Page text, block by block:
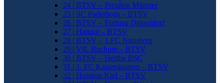
24 | BTSV – Preußen Münster
25 | SC Paderborn – BTSV
26 | BTSV – Fortuna Düsseldorf
27 | Hannoi – BTSV
28 | BTSV – 1.FC Nürnberg
29 | VfL Bochum – BTSV
30 | BTSV – Hertha BSC
31 | 1. FC Kaiserslautern – BTSV
32 | Holstein Kiel – BTSV